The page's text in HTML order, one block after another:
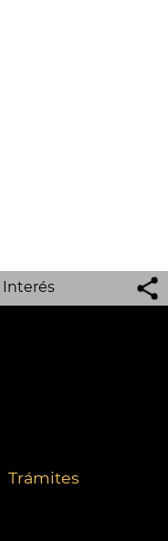
Interés
Trámites